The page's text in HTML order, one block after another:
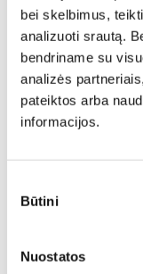
bei skelbimus,
analizuoti srautą.
bendriname su
analizės
pateiktos arba
informacijos.
pasirinkimas
Būtini
Nuostatos
2,5FR
Ilgis: 265 cm, Plotis:
Aukštis: 79 cm
Yra kelių spalvų
2884,00
2249,52 €